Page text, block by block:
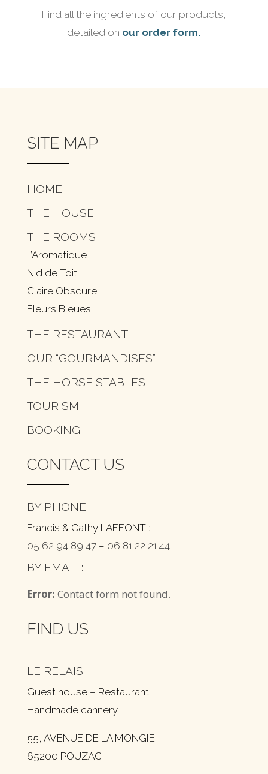
Find all the ingredients of our products,
detailed on our order form.
SITE MAP
HOME
THE HOUSE
THE ROOMS
L’Aromatique
Nid de Toit
Claire Obscure
Fleurs Bleues
THE RESTAURANT
OUR “GOURMANDISES”
THE HORSE STABLES
TOURISM
BOOKING
CONTACT US
BY PHONE :
Francis & Cathy LAFFONT :
05 62 94 89 47– 06 81 22 21 44
BY EMAIL :
Error: Contact form not found.
FIND US
LE RELAIS
Guest house – Restaurant
Handmade cannery
55, AVENUE DE LA MONGIE
65200 POUZAC